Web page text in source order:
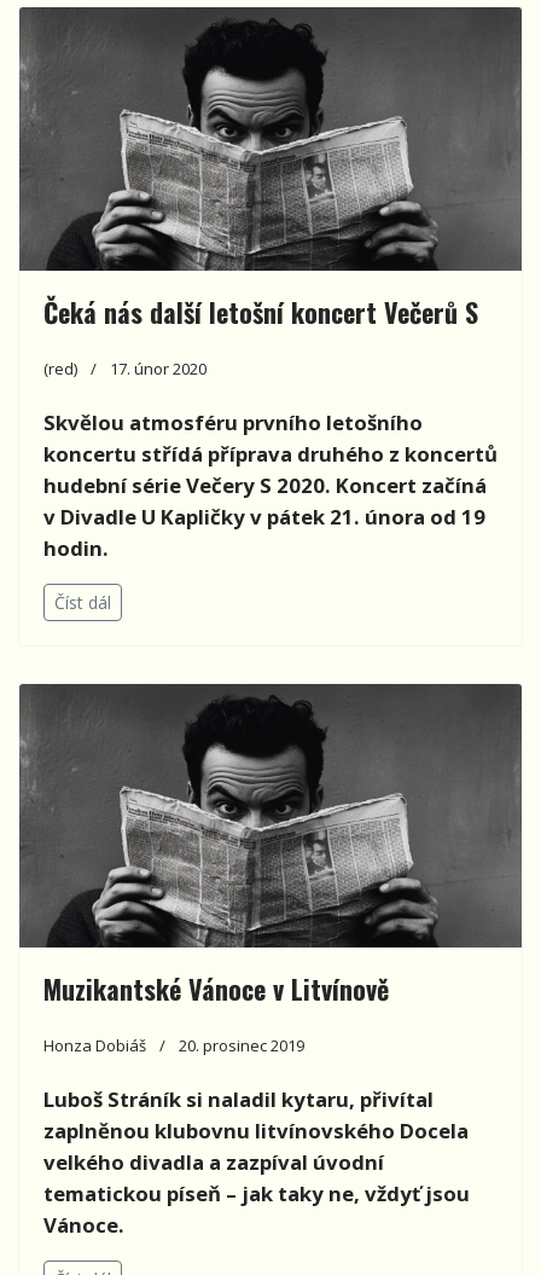
Čeká nás další letošní koncert Večerů S
(red) 17. únor 2020
Skvělou atmosféru prvního letošního
koncertu střídá příprava druhého z koncertů
hudební série Večery S 2020. Koncert začíná
v Divadle U Kapličky v pátek 21. února od 19
hodin.
Číst dál
Muzikantské Vánoce v Litvínově
Honza Dobiáš 20. prosinec 2019
Luboš Stráník si naladil kytaru, přivítal
zaplněnou klubovnu litvínovského Docela
velkého divadla a zazpíval úvodní
tematickou píseň – jak taky ne, vždyť jsou
Vánoce.